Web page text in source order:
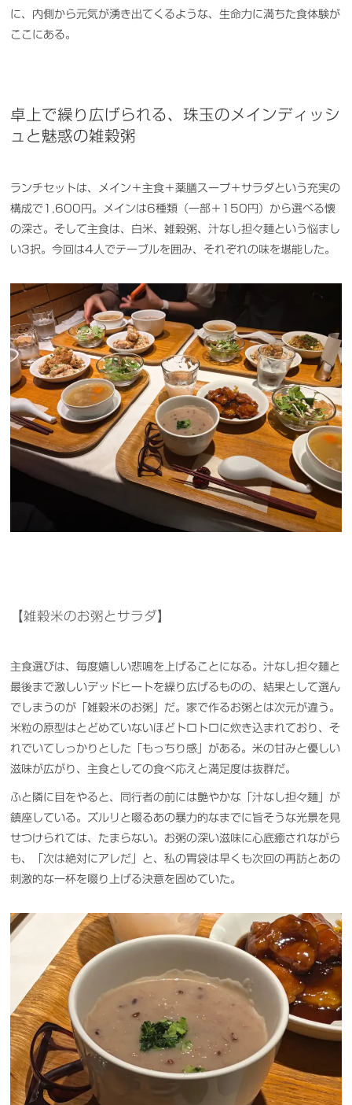
に、内側から元気が湧き出てくるような、生命力に満ちた食体験が
ここにある。
卓上で繰り広げられる、珠玉のメインディッシ
ュと魅惑の雑穀粥
ランチセットは、メイン＋主食＋薬膳スープ＋サラダという充実の
構成で1,600円。メインは6種類（一部＋150円）から選べる懐
の深さ。そして主食は、白米、雑穀粥、汁なし担々麺という悩まし
い3択。今回は4人でテーブルを囲み、それぞれの味を堪能した。
【雑穀米のお粥とサラダ】
主食選びは、毎度嬉しい悲鳴を上げることになる。汁なし担々麺と
最後まで激しいデッドヒートを繰り広げるものの、結果として選ん
でしまうのが「雑穀米のお粥」だ。家で作るお粥とは次元が違う。
米粒の原型はとどめていないほどトロトロに炊き込まれており、そ
れでいてしっかりとした「もっちり感」がある。米の甘みと優しい
滋味が広がり、主食としての食べ応えと満足度は抜群だ。
ふと隣に目をやると、同行者の前には艶やかな「汁なし担々麺」が
鎮座している。ズルリと啜るあの暴力的なまでに旨そうな光景を見
せつけられては、たまらない。お粥の深い滋味に心底癒されながら
も、「次は絶対にアレだ」と、私の胃袋は早くも次回の再訪とあの
刺激的な一杯を啜り上げる決意を固めていた。